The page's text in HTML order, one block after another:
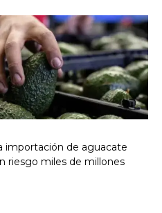
importación de aguacate
riesgo miles de millones